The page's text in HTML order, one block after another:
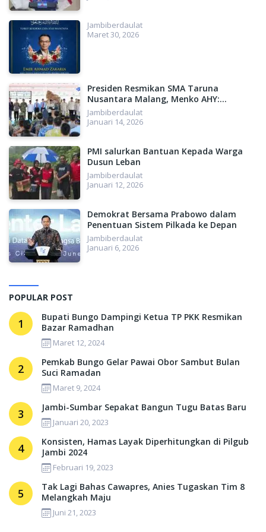
Selain Anies dan AHY, hadir dalam pertemuan tersebut
antara lain Sudirman Said, Dadang, dari Tim Anies, lalu utusan
Partai Nasdem Willy Aditya dan Sugeng Suparwoto, utusan
PKS M. Sohibul Iman, Almuzammil Yusuf, dan Pipin Sopian,
serta Sekjen Partai Demokrat Teuku Riefky Harsya.(csa)
Demokrat
Politik
Jambiberdaulat
Maret 30, 2026
Presiden Resmikan SMA Taruna
Nusantara Malang, Menko AHY:
Menyiapkan SDM Unggul, Menuju
Indonesia Emas 2045
Jambiberdaulat
Januari 14, 2026
PMI salurkan Bantuan Kepada Warga
Dusun Leban
Jambiberdaulat
Januari 12, 2026
Demokrat Bersama Prabowo dalam
Penentuan Sistem Pilkada ke Depan
Jambiberdaulat
Januari 6, 2026
POPULAR POST
1
Bupati Bungo Dampingi Ketua TP PKK Resmikan
Bazar Ramadhan
Maret 12, 2024
2
Pemkab Bungo Gelar Pawai Obor Sambut Bulan
Suci Ramadan
Maret 9, 2024
3 Jambi-Sumbar Sepakat Bangun Tugu Batas Baru
Januari 20, 2023
4
Konsisten, Hamas Layak Diperhitungkan di Pilgub
Jambi 2024
Februari 19, 2023
5
Tak Lagi Bahas Cawapres, Anies Tugaskan Tim 8
Melangkah Maju
Juni 21, 2023